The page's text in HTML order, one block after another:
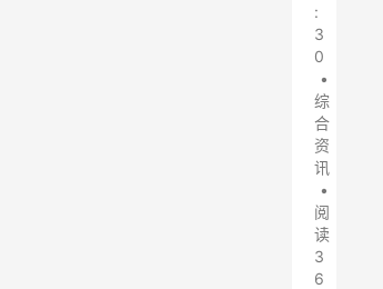
:
3
0
•
综
合
资
讯
•
阅
读
3
6